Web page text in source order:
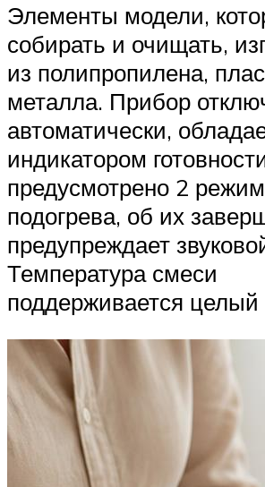
Элементы модели,
собирать и очищать,
из полипропилена,
металла. Прибор
автоматически,
индикатором
предусмотрено 2
подогрева, об их
предупреждает
Температура смеси
поддерживается целый